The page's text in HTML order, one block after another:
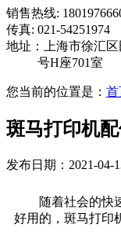
销售热线:
传真: 021-54251974
地址：上海市徐汇
号H座701室
您当前的位置是： 首
斑马打印机
发布日期：2021-
随着社会的快
好用的，斑马打